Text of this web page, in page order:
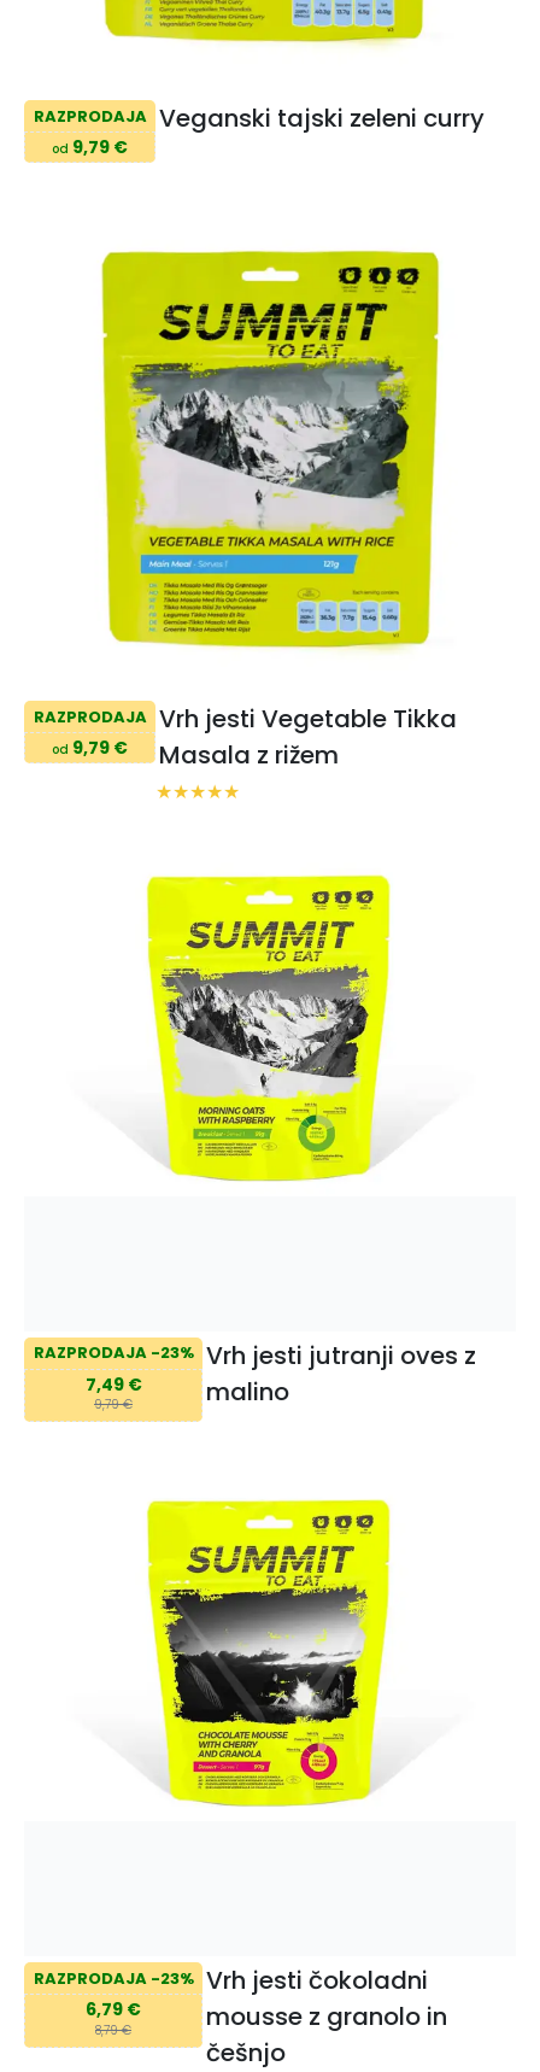
RAZPRODAJA
od 9,79 €
Veganski tajski zeleni curry
RAZPRODAJA
od 9,79 €
Vrh jesti Vegetable Tikka
Masala z rižem
RAZPRODAJA -23%
7,49 €
9,79 €
Vrh jesti jutranji oves z
malino
RAZPRODAJA -23%
6,79 €
8,79 €
Vrh jesti čokoladni
mousse z granolo in
češnjo